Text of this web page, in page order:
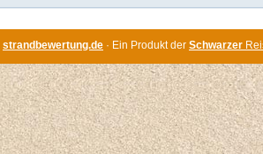
strandbewertung.de · Ein Produkt der Schwarzer